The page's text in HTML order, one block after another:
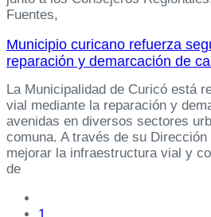
Fuentes,
Municipio curicano refuerza
reparación y demarcación de
La Municipalidad de Curicó está
vial mediante la reparación y
avenidas en diversos sectores
comuna. A través de su
mejorar la infraestructura vial y
de